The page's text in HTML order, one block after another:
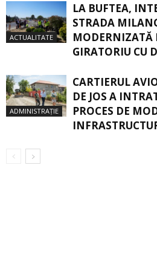
ACTUALITATE
LA BUFTEA,
STRADA
MODERNIZATĂ
GIRATORIU CU
ADMINISTRAȚIE
CARTIERUL
DE JOS A
PROCES DE